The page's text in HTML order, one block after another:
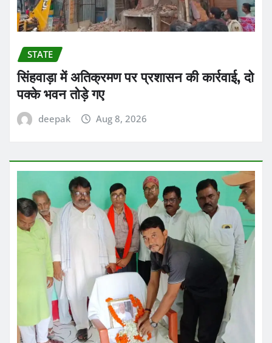
STATE
सिंहवाड़ा में अतिक्रमण पर प्रशासन की कार्रवाई, दो
पक्के भवन तोड़े गए
deepak Aug 8, 2026